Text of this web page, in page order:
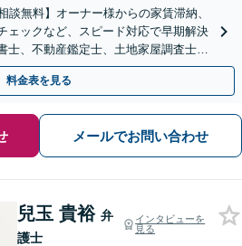
談無料】オーナー様からの家賃滞納、
ェックなど、スピード対応で早期解決
士、不動産鑑定士、土地家屋調査士と
京都市役所前駅5分】
料金表を見る
メールでお問い合わせ
兒玉 貴裕 弁
護士
インタビューを
見る